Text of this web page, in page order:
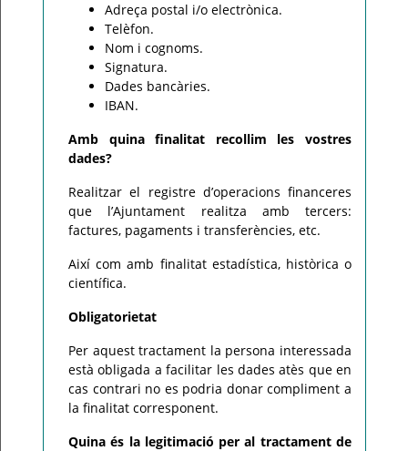
Adreça postal i/o electrònica.
Telèfon.
Nom i cognoms.
Signatura.
Dades bancàries.
IBAN.
Amb quina finalitat recollim les vostres
dades?
Realitzar el registre d’operacions financeres
que l’Ajuntament realitza amb tercers:
factures, pagaments i transferències, etc.
Així com amb finalitat estadística, històrica o
científica.
Obligatorietat
Per aquest tractament la persona interessada
està obligada a facilitar les dades atès que en
cas contrari no es podria donar compliment a
la finalitat corresponent.
Quina és la legitimació per al tractament de